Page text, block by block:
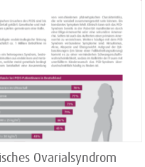
Ovarialsyndrom